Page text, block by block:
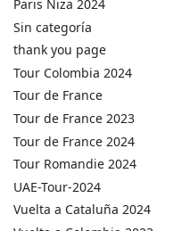
Paris Niza 2024
Sin categoría
thank you page
Tour Colombia 2024
Tour de France
Tour de France 2023
Tour de France 2024
Tour Romandie 2024
UAE-Tour-2024
Vuelta a Cataluña 2024